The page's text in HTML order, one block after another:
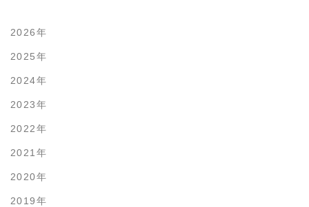
2026年
2025年
2024年
2023年
2022年
2021年
2020年
2019年